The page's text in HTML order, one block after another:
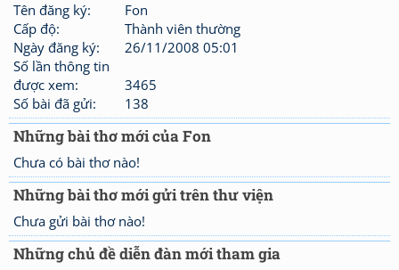
Tên đăng ký:
Fon
Cấp độ:
Thành viên thường
Ngày đăng ký:
26/11/2008 05:01
Số lần thông tin
được xem:
3465
Số bài đã gửi:
138
Những bài thơ mới của Fon
Chưa có bài thơ nào!
Những bài thơ mới gửi trên thư viện
Chưa gửi bài thơ nào!
Những chủ đề diễn đàn mới tham gia